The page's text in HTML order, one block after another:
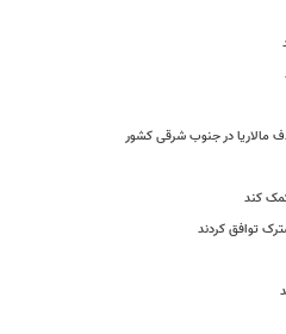
مالاریا در جنوب شرقی کشور
کند
توافق کردند